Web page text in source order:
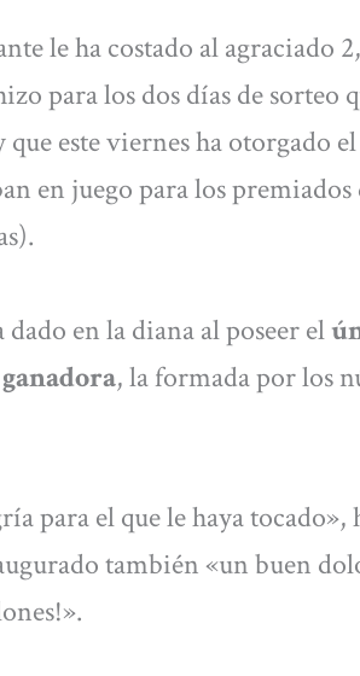
le ha costado al agraciado
para los dos días de sorteo
este viernes ha otorgado
en juego para los
dado en la diana al poseer el
, la formada por los
para el que le haya
también «un buen